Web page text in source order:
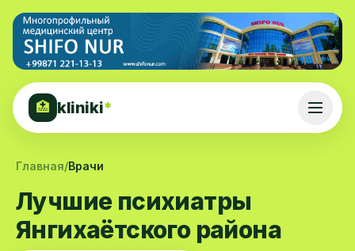
🏥 kliniki*
Главная/Врачи
Лучшие психиатры
Янгихаётского района